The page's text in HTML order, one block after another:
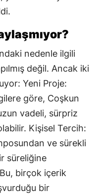
nedenle ilgili
değil. Ancak iki
Yeni Proje:
göre, Coşkun
vadeli, sürpriz
Kişisel Tercih:
ve sürekli
süreliğine
birçok içerik
bir